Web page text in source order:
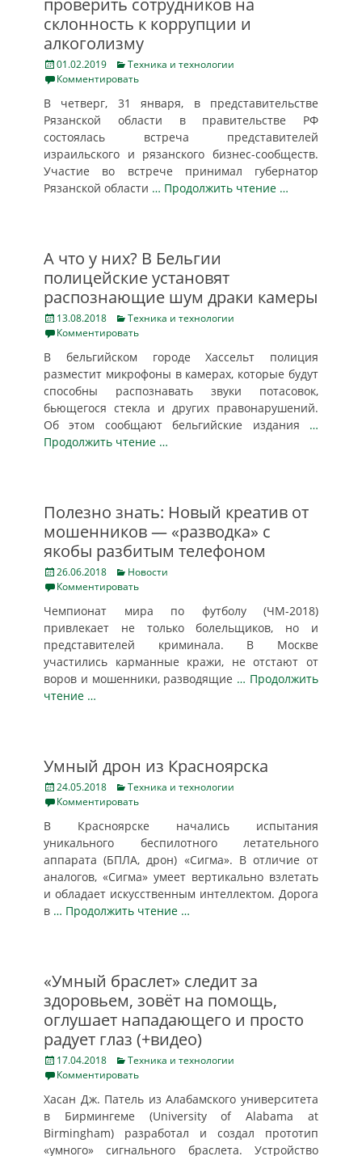
проверить сотрудников на
склонность к коррупции и
алкоголизму
Posted
on
01.02.2019 Categories
Техника и технологии
Комментировать
В четверг, 31 января, в представительстве
Рязанской области в правительстве РФ
состоялась встреча представителей
израильского и рязанского бизнес-сообществ.
Участие во встрече принимал губернатор
Рязанской области … Продолжить чтение …
А что у них? В Бельгии
полицейские установят
распознающие шум драки камеры
Posted
on
13.08.2018 Categories
Техника и технологии
Комментировать
В бельгийском городе Хассельт полиция
разместит микрофоны в камерах, которые будут
способны распознавать звуки потасовок,
бьющегося стекла и других правонарушений.
Об этом сообщают бельгийские издания …
Продолжить чтение …
Полезно знать: Новый креатив от
мошенников — «разводка» с
якобы разбитым телефоном
Posted
on
26.06.2018 Categories
Новости
Комментировать
Чемпионат мира по футболу (ЧМ-2018)
привлекает не только болельщиков, но и
представителей криминала. В Москве
участились карманные кражи, не отстают от
воров и мошенники, разводящие … Продолжить
чтение …
Умный дрон из Красноярска
Posted
on
24.05.2018 Categories
Техника и технологии
Комментировать
В Красноярске начались испытания
уникального беспилотного летательного
аппарата (БПЛА, дрон) «Сигма». В отличие от
аналогов, «Сигма» умеет вертикально взлетать
и обладает искусственным интеллектом. Дорога
в … Продолжить чтение …
«Умный браслет» следит за
здоровьем, зовёт на помощь,
оглушает нападающего и просто
радует глаз (+видео)
Posted
on
17.04.2018 Categories
Техника и технологии
Комментировать
Хасан Дж. Патель из Алабамского университета
в Бирмингеме (University of Alabama at
Birmingham) разработал и создал прототип
«умного» сигнального браслета. Устройство